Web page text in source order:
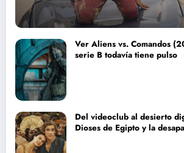
Ver Aliens vs. Comandos
serie B todavía tiene pulso
Del videoclub al desierto
Dioses de Egipto y la